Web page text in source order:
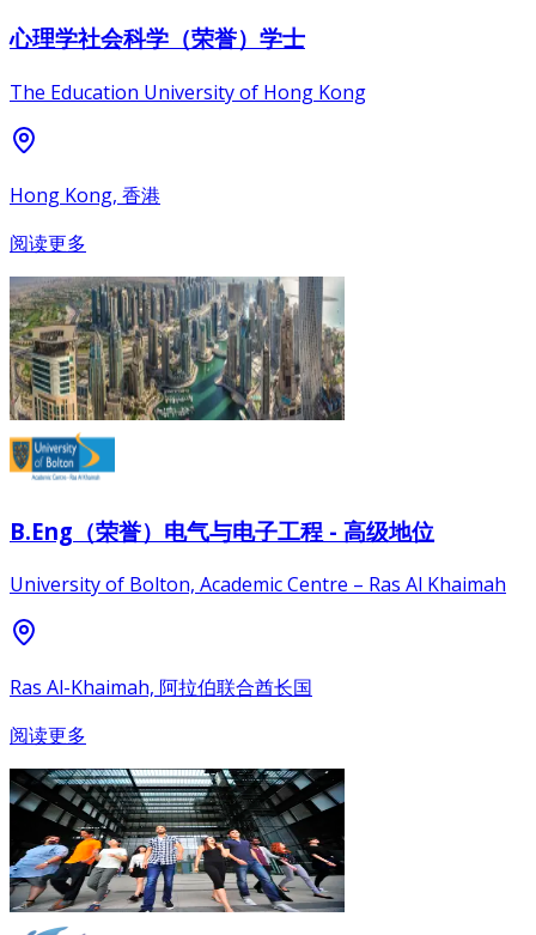
心理学社会科学（荣誉）学士
The Education University of Hong Kong
Hong Kong, 香港
阅读更多
B.Eng（荣誉）电气与电子工程 - 高级地位
University of Bolton, Academic Centre – Ras Al Khaimah
Ras Al-Khaimah, 阿拉伯联合酋长国
阅读更多